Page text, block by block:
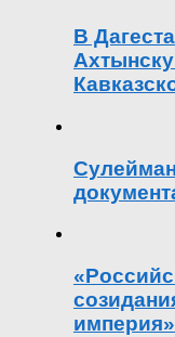
В
империя»